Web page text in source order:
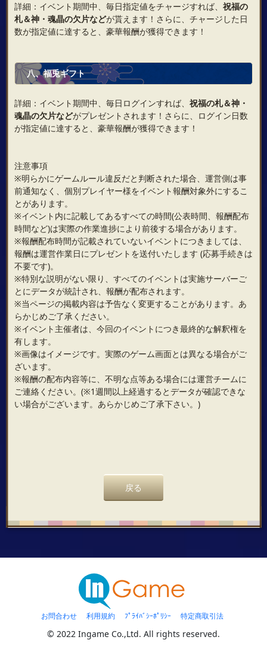
詳細：イベント期間中、毎日指定値をチャージすれば、 祝福の
札＆神・魂晶の欠片などが貰えます！さらに、チャージした日
数が指定値に達すると、豪華報酬が獲得できます！
八、福兎ギフト
詳細：イベント期間中、毎日ログインすれば、 祝福の札＆神・
魂晶の欠片などがプレゼントされます！さらに、ログイン日数
が指定値に達すると、豪華報酬が獲得できます！
注意事項
※明らかにゲームルール違反だと判断された場合、運営側は事
前通知なく、個別プレイヤー様をイベント報酬対象外にするこ
とがあります。
※イベント内に記載してあるすべての時間(公表時間、報酬配布
時間など)は実際の作業進捗により前後する場合があります。
※報酬配布時間が記載されていないイベントにつきましては、
報酬は運営作業日にプレゼントを送付いたします (応募手続きは
不要です)。
※特別な説明がない限り、すべてのイベントは実施サーバーご
とにデータが統計され、報酬が配布されます。
※当ページの掲載内容は予告なく変更することがあります。あ
らかじめご了承ください。
※イベント主催者は、今回のイベントにつき最終的な解釈権を
有します。
※画像はイメージです。実際のゲーム画面とは異なる場合がご
ざいます。
※報酬の配布内容等に、不明な点等ある場合には運営チームに
ご連絡ください。(※1週間以上経過するとデータが確認できな
い場合がございます。あらかじめご了承下さい。)
戻る
お問合わせ 利用規約 ﾌﾟﾗｲﾊﾞｼｰﾎﾟﾘｼｰ 特定商取引法
© 2022 Ingame Co.,Ltd. All rights reserved.